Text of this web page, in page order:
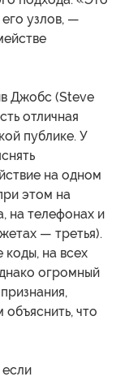
узлов, —
Джобс (Steve
отличная
публике. У
на одном
этом на
на телефонах и
— третья).
на всех
огромный
что